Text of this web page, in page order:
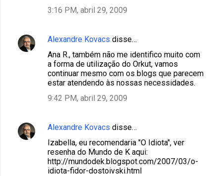
3:16 PM, abril 29, 2009
Alexandre Kovacs disse…
Ana R., também não me identifico muito com
a forma de utilização do Orkut, vamos
continuar mesmo com os blogs que parecem
estar atendendo às nossas necessidades.
9:42 PM, abril 29, 2009
Alexandre Kovacs disse…
Izabella, eu recomendaria "O Idiota", ver
resenha do Mundo de K aqui:
http://mundodek.blogspot.com/2007/03/o-
idiota-fidor-dostoivski.html